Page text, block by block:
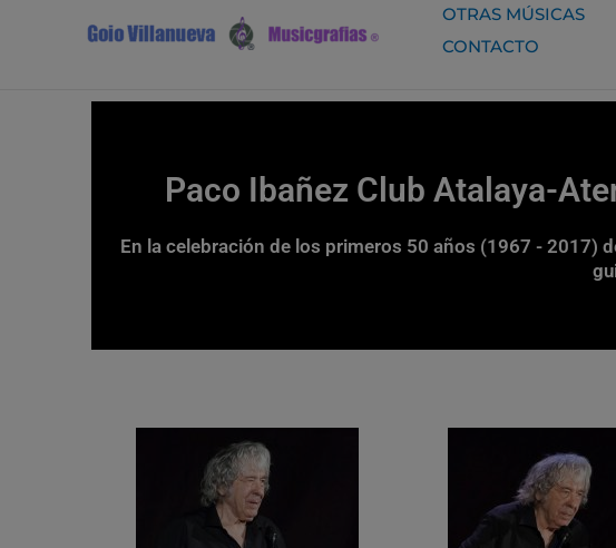
OTRAS MÚSICAS
CONTACTO
Paco Ibañez Club Atalaya-
En la celebración de los primeros 50 años (1967 - 2017)